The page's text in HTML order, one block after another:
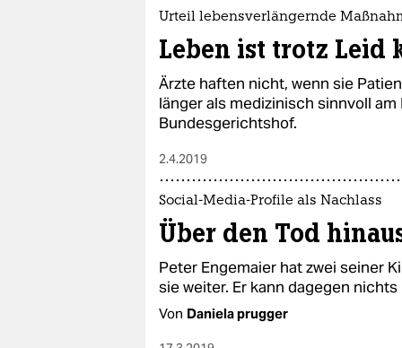
Urteil lebensverlängernde
Leben ist trotz Leid
Ärzte haften nicht, wenn sie
länger als medizinisch sinnvoll
Bundesgerichtshof.
2.4.2019
Social-Media-Profile als Nachlass
Über den Tod
Peter Engemaier hat zwei seiner
sie weiter. Er kann dagegen
Von Daniela prugger